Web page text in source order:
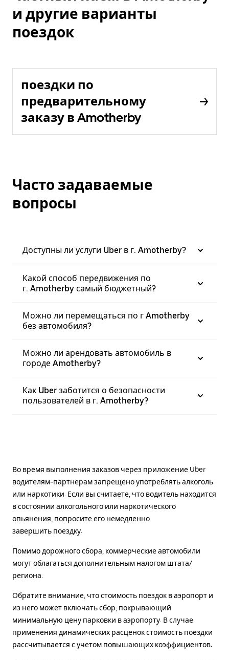
и другие варианты
поездок
поездки по
предварительному
заказу в Amotherby
Часто задаваемые
вопросы
Доступны ли услуги Uber в г. Amotherby?
Какой способ передвижения по
г. Amotherby самый бюджетный?
Можно ли перемещаться по г Amotherby
без автомобиля?
Можно ли арендовать автомобиль в
городе Amotherby?
Как Uber заботится о безопасности
пользователей в г. Amotherby?
Во время выполнения заказов через приложение Uber
водителям-партнерам запрещено употреблять алкоголь
или наркотики. Если вы считаете, что водитель находится
в состоянии алкогольного или наркотического
опьянения, попросите его немедленно
завершить поездку.
Помимо дорожного сбора, коммерческие автомобили
могут облагаться дополнительным налогом штата/
региона.
Обратите внимание, что стоимость поездок в аэропорт и
из него может включать сбор, покрывающий
минимальную цену парковки в аэропорту. В случае
применения динамических расценок стоимость поездки
рассчитывается с учетом повышающих коэффициентов.